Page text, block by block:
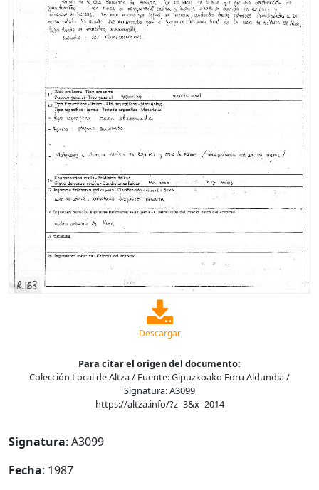
Descargar
Para citar el origen del documento:
Colección Local de Altza / Fuente: Gipuzkoako Foru Aldundia /
Signatura: A3099
https://altza.info/?z=3&x=2014
Signatura: A3099
Fecha: 1987